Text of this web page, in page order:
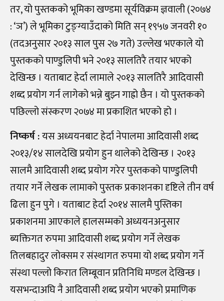
तर, यो पुस्तकको भूमिका खण्डमा सूर्यविक्रम ज्ञवाली (२०७४
: ‘ञ’) ले भूमिका टुङ्ग्याउँदाको मिति सन् १९५७ जनवरी १०
(तदअनुसार २०१३ साल पुस २७ गते) उल्लेख भएकाले यो
पुस्तकको पाण्डुलिपी भने २०१३ सालतिरै तयार भएको
देखिन्छ । यताबाट हेर्दा लामाले २०१३ सालतिरै आदिवासी
शब्द प्रयोग गर्न लागेको भन्ने बुझ्न गाह्रो छैन । यो पुस्तकको
पछिल्लो संस्करण २०७४ मा प्रकाशित भएको हो ।
निष्कर्ष :यस अध्ययनबाट हेर्दा नेपालमा आदिवासी शब्द
२०१३/१४ सालदेखि प्रयोग हुन थालेको देखिन्छ । २०१३
सालमै आदिवासी शब्द प्रयोग गरेर पुस्तकको पाण्डुलिपी
तयार गर्ने लेखक लामाको पुस्तक प्रकाशनका दृष्टिले तीन वर्ष
ढिला हुन पुगे । यताबाट हेर्दा २०१४ सालमै पुस्तिका
प्रकाशनमा आएकाले हालसम्मको अध्ययनअनुसार
ब्यक्तिगत रुपमा आदिवासी शब्द प्रयोग गर्ने लेखक
तिलबहादुर लोक्सम र संस्थागत रुपमा यो शब्द प्रयोग गर्ने
संस्था पल्लो किरात लिम्बूवान प्रतिनिधि मण्डल देखिन्छ ।
यसभन्दाअघि नै आदिवासी शब्द प्रयोग भएको प्रमाणिक